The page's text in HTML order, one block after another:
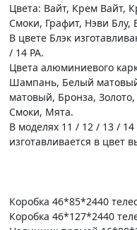
Цвета: Вайт, Крем Вайт,
Смоки, Графит, Нэви Блу,
В цвете Блэк
/ 14 PA.
Цвета алюминиевого
Шампань, Белый
матовый, Бронза,
Смоки, Мята.
В моделях 11 / 12 / 13 /
изготавливается в цвет
Коробка 46*85*2440
Коробка 46*127*2440